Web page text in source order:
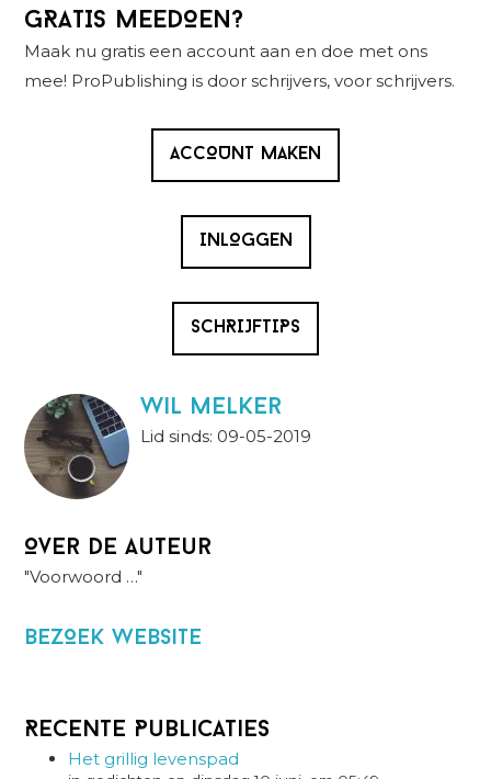
Primaire
Sidebar
GRATIS MEEDOEN?
Maak nu gratis een account aan en doe met ons
mee! ProPublishing is door schrijvers, voor schrijvers.
ACCOUNT MAKEN
INLOGGEN
SCHRIJFTIPS
wil melker
Lid sinds: 09-05-2019
Over de auteur
"Voorwoord …"
BezOek website
Recente Publicaties
Het grillig levenspad